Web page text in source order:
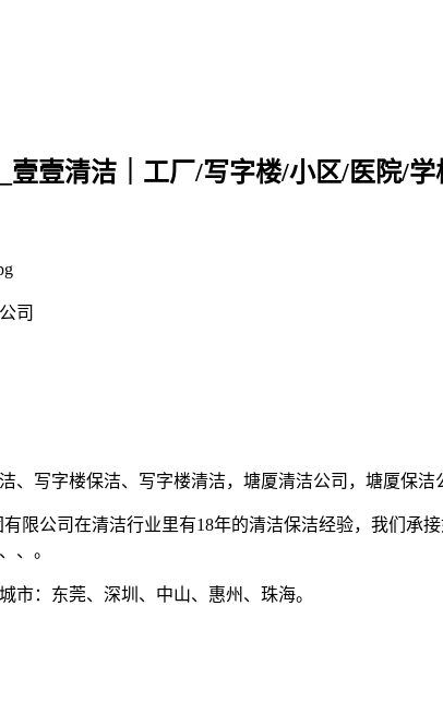
壹壹清洁｜工厂/写字楼/小区/医院/学
司
、写字楼保洁、写字楼清洁，塘厦清洁公司，塘厦保洁
限公司在清洁行业里有18年的清洁保洁经验，我们承
、。
市：东莞、深圳、中山、惠州、珠海。